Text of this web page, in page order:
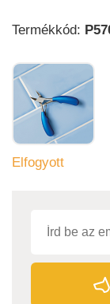
Termékkód:
Elfogyott